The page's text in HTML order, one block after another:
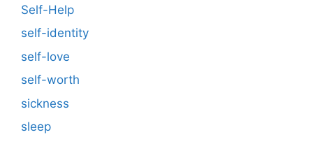
Self-Help
self-identity
self-love
self-worth
sickness
sleep